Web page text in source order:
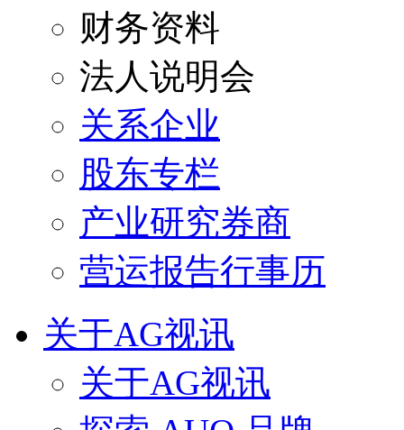
财务资料
法人说明会
关系企业
股东专栏
产业研究券商
营运报告行事历
关于AG视讯
关于AG视讯